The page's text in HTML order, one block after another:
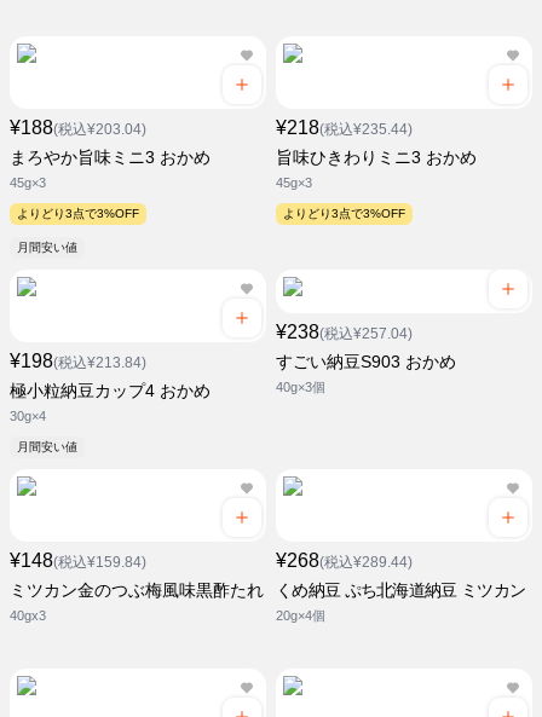
¥188(税込¥203.04)
まろやか旨味ミニ3 おかめ
45g×3
よりどり3点で3%OFF
月間安い値
¥218(税込¥235.44)
旨味ひきわりミニ3 おかめ
45g×3
よりどり3点で3%OFF
¥198(税込¥213.84)
極小粒納豆カップ4 おかめ
30g×4
月間安い値
¥238(税込¥257.04)
すごい納豆S903 おかめ
40g×3個
¥148(税込¥159.84)
ミツカン金のつぶ梅風味黒酢たれ
40gx3
¥268(税込¥289.44)
くめ納豆 ぷち北海道納豆 ミツカン
20g×4個